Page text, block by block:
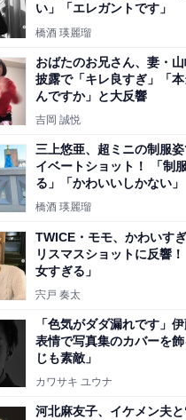
い」「エレガントです」
橋酒 瑛麗瑠
おばたのお兄さん、妻・
披露で「キレ良すぎ」「
んですか」と大反響
吉岡 誠悦
三上悠亜、超ミニの制服
イベートショット！ 「制
る」「かわいいしかない」
橋酒 瑛麗瑠
TWICE・モモ、かわいす
リスマスショットに反響
女すぎる」
宍戸 奏太
「色気がダダ漏れです」
表情で写真集のカバーを
じも素敵」
カワサキ ユウナ
河北麻友子、イケメン夫